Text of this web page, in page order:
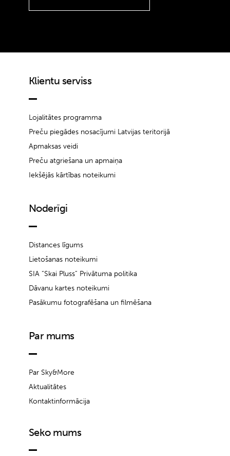
Klientu serviss
Lojalitātes programma
Preču piegādes nosacījumi Latvijas teritorijā
Apmaksas veidi
Preču atgriešana un apmaiņa
Iekšējās kārtības noteikumi
Noderīgi
Distances līgums
Lietošanas noteikumi
SIA “Skai Pluss” Privātuma politika
Dāvanu kartes noteikumi
Pasākumu fotografēšana un filmēšana
Par mums
Par Sky&More
Aktualitātes
Kontaktinformācija
Seko mums